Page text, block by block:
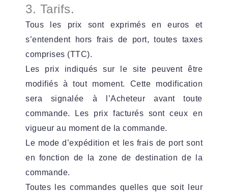
3. Tarifs.
Tous les prix sont exprimés en euros et
s’entendent hors frais de port, toutes taxes
comprises (TTC).
Les prix indiqués sur le site peuvent être
modifiés à tout moment. Cette modification
sera signalée à l’Acheteur avant toute
commande. Les prix facturés sont ceux en
vigueur au moment de la commande.
Le mode d’expédition et les frais de port sont
en fonction de la zone de destination de la
commande.
Toutes les commandes quelles que soit leur